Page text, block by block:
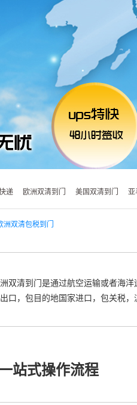
递 欧洲双清到门 美国双清到门 亚
洲双清包税到门
双清到门是通过航空运输或者海
口，包目的地国家进口，包关税
站式操作流程